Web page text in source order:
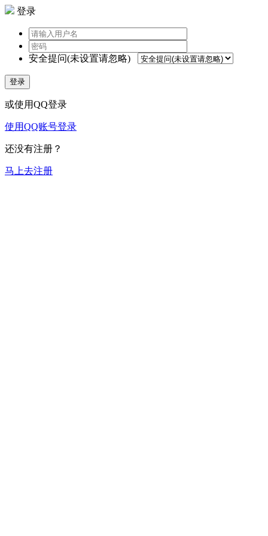
登录
安全提问(未设置请忽略)
登录
或使用QQ登录
使用QQ账号登录
还没有注册？
马上去注册